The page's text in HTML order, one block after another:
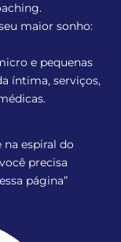
maior sonho:
e pequenas
íntima, serviços,
na espiral do
precisa
página”